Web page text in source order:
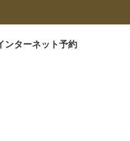
ンターネット予約